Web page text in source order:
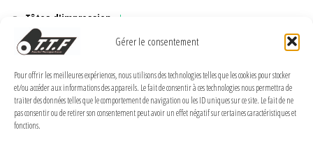
Gérer le consentement
Pour offrir les meilleures expériences, nous utilisons des technologies telles que les cookies pour stocker
et/ou accéder aux informations des appareils. Le fait de consentir à ces technologies nous permettra de
traiter des données telles que le comportement de navigation ou les ID uniques sur ce site. Le fait de ne
pas consentir ou de retirer son consentement peut avoir un effet négatif sur certaines caractéristiques et
fonctions.
Têtes d'impression
MENTIONS LÉGALES
Politique de confidentialité